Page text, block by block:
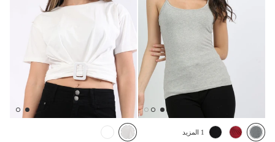
1 المزيد